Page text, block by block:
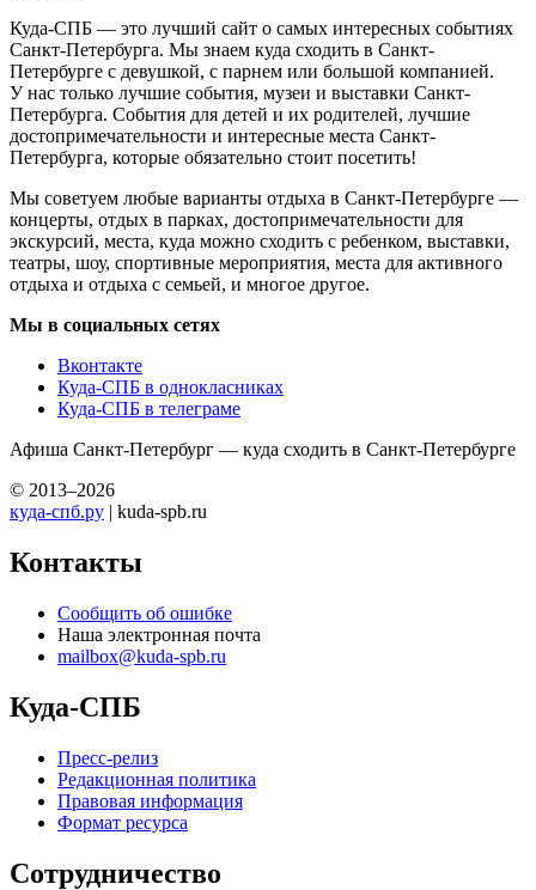
Куда-СПБ — это лучший сайт о самых интересных событиях
Санкт-Петербурга. Мы знаем куда сходить в Санкт-
Петербурге с девушкой, с парнем или большой компанией.
У нас только лучшие события, музеи и выставки Санкт-
Петербурга. События для детей и их родителей, лучшие
достопримечательности и интересные места Санкт-
Петербурга, которые обязательно стоит посетить!
Мы советуем любые варианты отдыха в Санкт-Петербурге —
концерты, отдых в парках, достопримечательности для
экскурсий, места, куда можно сходить с ребенком, выставки,
театры, шоу, спортивные мероприятия, места для активного
отдыха и отдыха с семьей, и многое другое.
Мы в социальных сетях
Вконтакте
Куда-СПБ в однокласниках
Куда-СПБ в телеграме
Афиша Санкт-Петербург — куда сходить в Санкт-Петербурге
© 2013–2026
куда-спб.ру | kuda-spb.ru
Контакты
Сообщить об ошибке
Наша электронная почта
mailbox@kuda-spb.ru
Куда-СПБ
Пресс-релиз
Редакционная политика
Правовая информация
Формат ресурса
Сотрудничество